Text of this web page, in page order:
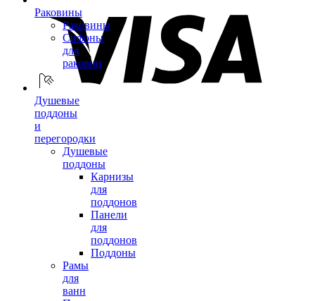
Раковины
Раковины
Сифоны
для
раковин
Душевые
поддоны
и
перегородки
Душевые
поддоны
Карнизы
для
поддонов
Панели
для
поддонов
Поддоны
Рамы
для
ванн